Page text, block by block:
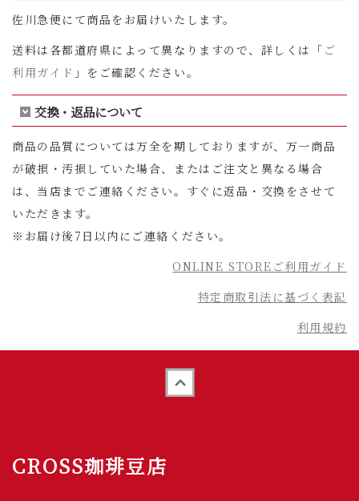
佐川急便にて商品をお届けいたします。
送料は各都道府県によって異なりますので、詳しくは「 ご
利用ガイド 」をご確認ください。
交換・返品について
商品の品質については万全を期しておりますが、万一商品
が破損・汚損していた場合、またはご注文と異なる場合
は、当店までご連絡ください。すぐに返品・交換をさせて
いただきます。
※お届け後7日以内にご連絡ください。
ONLINE STOREご利用ガイド
特定商取引法に基づく表記
利用規約
CROSS珈琲豆店